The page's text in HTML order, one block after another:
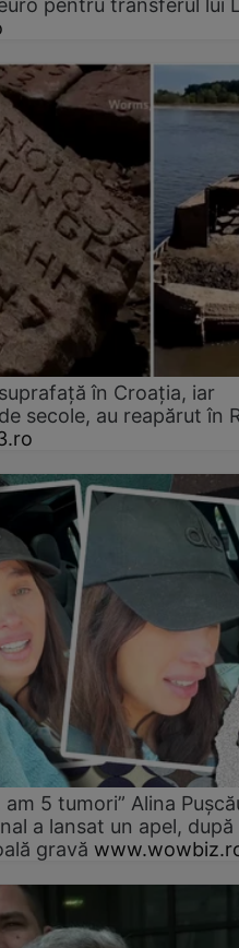
pentru transferul lui
în Croația, iar
secole, au reapărut în
5 tumori” Alina
a lansat un apel, după
gravă